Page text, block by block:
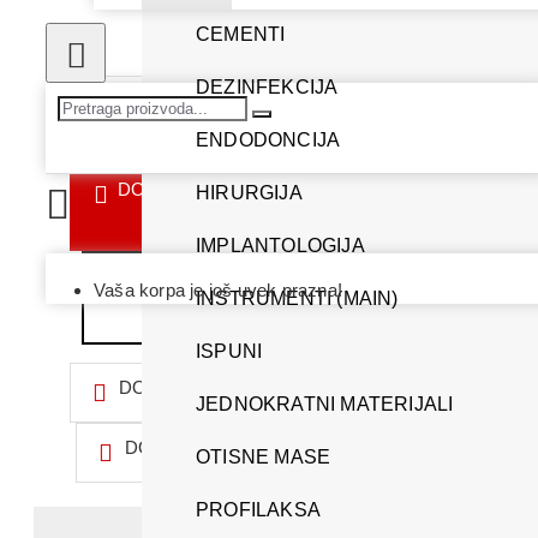
CEMENTI
DEZINFEKCIJA
ENDODONCIJA
HIRURGIJA
IMPLANTOLOGIJA
INSTRUMENTI (MAIN)
ISPUNI
JEDNOKRATNI MATERIJALI
OTISNE MASE
PROFILAKSA
Vaša korpa je još uvek prazna!
DODAJ U KORPU
IDI NA KASU
DODAJ U LISTU ŽELJA
DODAJ ZA POREĐENJE